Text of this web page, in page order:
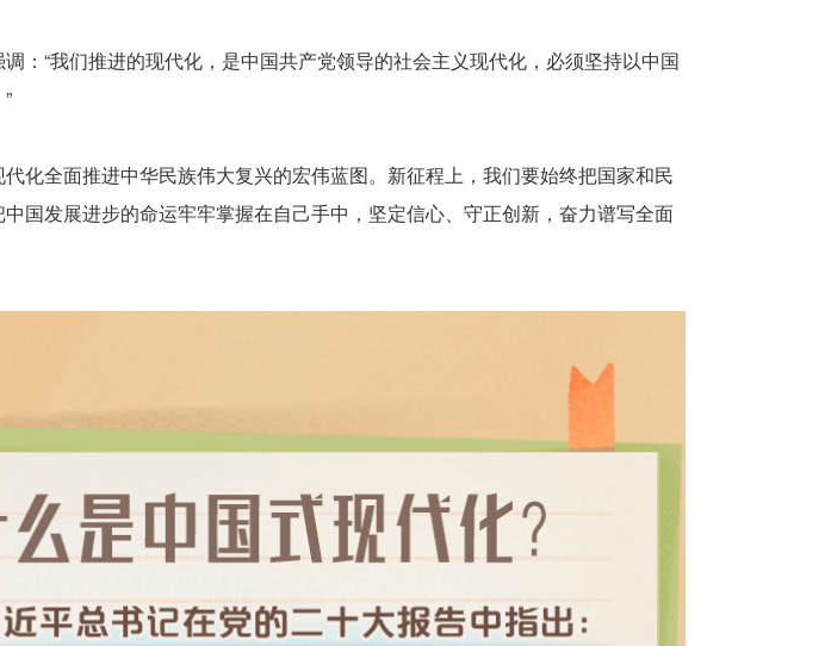
“我们推进的现代化，是中国共产党领导的社会主义现代化，必须坚持以中国
全面推进中华民族伟大复兴的宏伟蓝图。新征程上，我们要始终把国家和民
国发展进步的命运牢牢掌握在自己手中，坚定信心、守正创新，奋力谱写全面